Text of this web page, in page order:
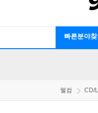
빠른분야찾
웰컴 CD/